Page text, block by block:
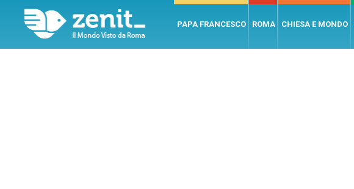
PAPA FRANCESCO ROMA CHIESA E MONDO